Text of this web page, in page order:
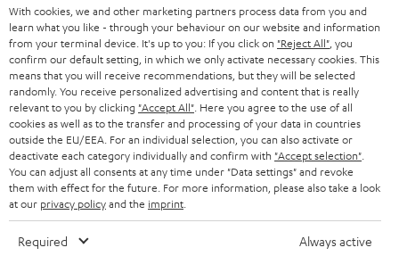
Welche Radiogeräte können Webradios empfangen?
Um Webradios wiedergeben zu können, müssen die Radios über
entsprechende WLAN-Module und Software verfügen. Sämtliche Teufel-
Streaming-Lautsprecher können über die Teufel Home App (früher
Raumfeld App) undTuneIn Webradios und Radiosender aus der ganzen
Welt empfangen und wiedergeben. Doch auch reine Webradio-
Empfänger und Digitalradios, wie das RADIO 3SIXTY können für das
streamen von Radiosendern genutzt werden. Mit der MUSICSTATION
kannst du neben UKW, DAB+ und Internetradio auch deine CDs dank
verbautem CD-Player wiedergeben und mit unseren HOLISTEN kannst du
die Radiosender per Sprachbefehl über Amazon Alexa auswählen.
Was ist ein Internetradio?
Internetradios sind Geräte, welche dazu in der Lage sind, Radiosender über
n
g
STEREO
SMART HOME
BLUETOOTH-LAUTSPRECHER
KOPFHÖRER
BLUETOOTH-KOPFHÖRER
PRESSE & MARKETING
GESCHÄFTSKUNDEN
PARTNERPROGRAMM
BLOG
NEWSLETTER
STORES
DEUTSCHLAND
ÖSTERREICH
SCHWEIZ
NIEDERLANDE
BELGIEN
With cookies, we and other marketing partners process data from you and
learn what you like - through your behaviour on our website and information
from your terminal device. It's up to you: If you click on "Reject All" , you
confirm our default setting, in which we only activate necessary cookies. This
means that you will receive recommendations, but they will be selected
randomly. You receive personalized advertising and content that is really
relevant to you by clicking "Accept All" . Here you agree to the use of all
cookies as well as to the transfer and processing of your data in countries
outside the EU/EEA. For an individual selection, you can also activate or
deactivate each category individually and confirm with "Accept selection"
You can adjust all consents at any time under "Data settings" and revoke
them with effect for the future. For more information, please also take a look
at our privacy policyand the imprint
Required Always active